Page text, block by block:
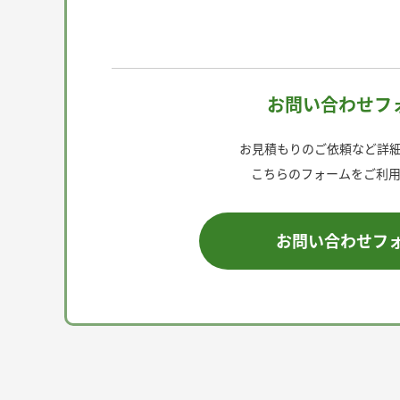
お問い合わせフ
お見積もりのご依頼など詳
こちらのフォームをご利
お問い合わせフ